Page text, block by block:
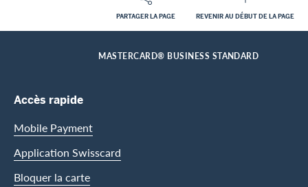
PARTAGER LA PAGE REVENIR AU DÉBUT DE LA PAGE
Footer
MASTERCARD® BUSINESS STANDARD
Footer Navigation
Accès rapide
Mobile Payment
Application Swisscard
Bloquer la carte